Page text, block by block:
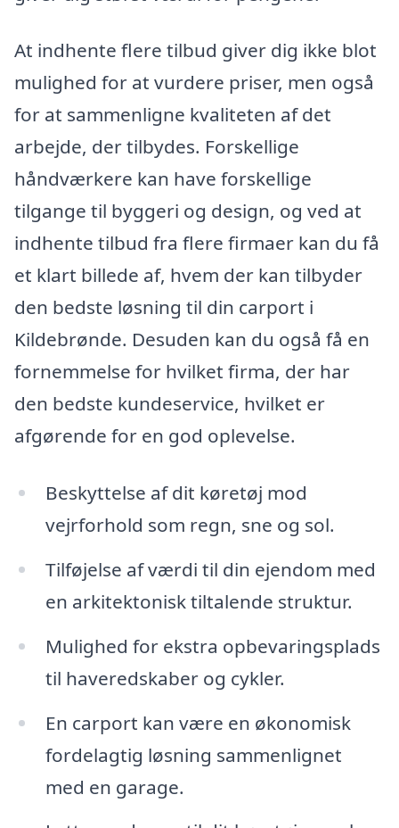
At indhente flere tilbud giver dig ikke blot
mulighed for at vurdere priser, men også
for at sammenligne kvaliteten af det
arbejde, der tilbydes. Forskellige
håndværkere kan have forskellige
tilgange til byggeri og design, og ved at
indhente tilbud fra flere firmaer kan du få
et klart billede af, hvem der kan tilbyder
den bedste løsning til din carport i
Kildebrønde. Desuden kan du også få en
fornemmelse for hvilket firma, der har
den bedste kundeservice, hvilket er
afgørende for en god oplevelse.
Beskyttelse af dit køretøj mod
vejrforhold som regn, sne og sol.
Tilføjelse af værdi til din ejendom med
en arkitektonisk tiltalende struktur.
Mulighed for ekstra opbevaringsplads
til haveredskaber og cykler.
En carport kan være en økonomisk
fordelagtig løsning sammenlignet
med en garage.